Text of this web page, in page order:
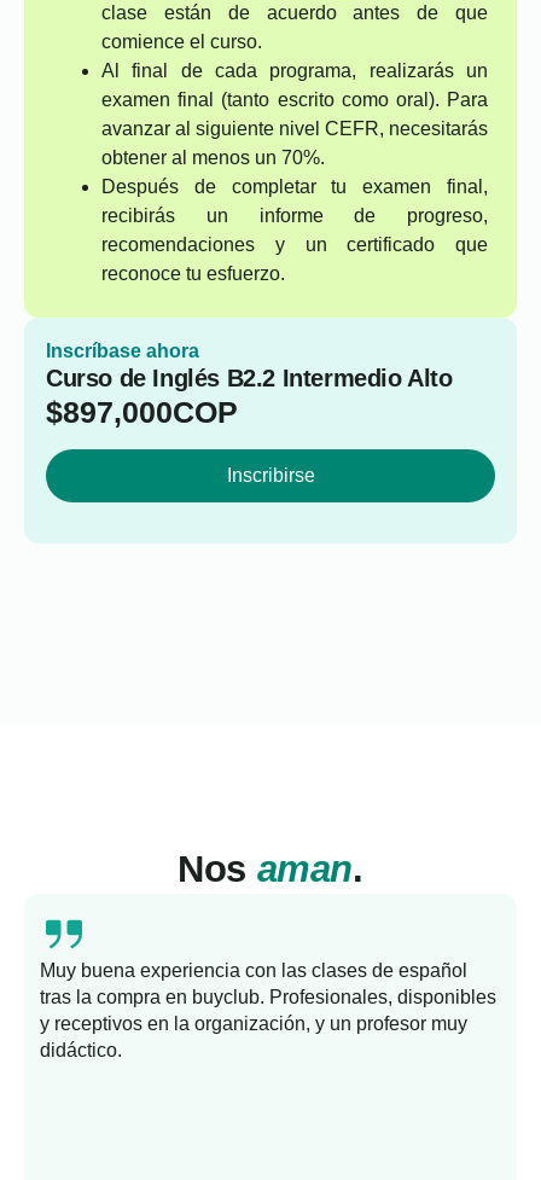
clase están de acuerdo antes de que
comience el curso.
Al final de cada programa, realizarás un
examen final (tanto escrito como oral). Para
avanzar al siguiente nivel CEFR, necesitarás
obtener al menos un 70%.
Después de completar tu examen final,
recibirás un informe de progreso,
recomendaciones y un certificado que
reconoce tu esfuerzo.
Inscríbase ahora
Curso de Inglés B2.2 Intermedio Alto
$897,000COP
Inscribirse
Nos aman.
Muy buena experiencia con las clases de español
tras la compra en buyclub. Profesionales, disponibles
y receptivos en la organización, y un profesor muy
didáctico.